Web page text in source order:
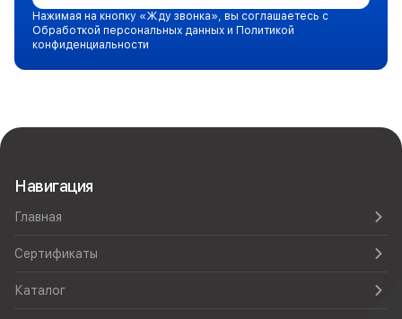
Нажимая на кнопку «Жду звонка», вы соглашаетесь с
Обработкой персональных данных и Политикой
конфиденциальности
Навигация
Главная
Сертификаты
Каталог